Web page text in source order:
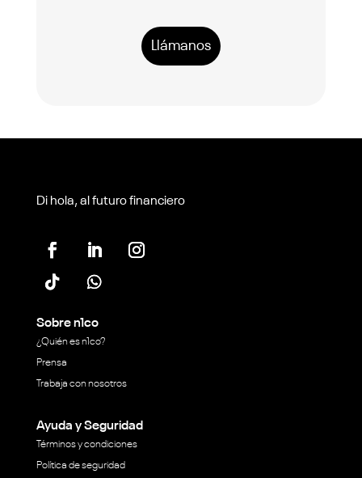
Llámanos
Di hola, al futuro financiero
Sobre n1co
¿Quién es n1co?
Prensa
Trabaja con nosotros
Ayuda y Seguridad
Términos y condiciones
Política de seguridad